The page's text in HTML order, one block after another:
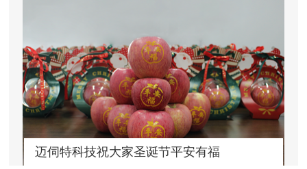
迈伺特科技祝大家圣诞节平安有福